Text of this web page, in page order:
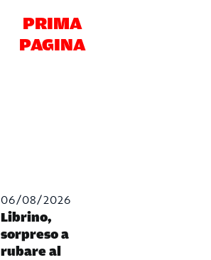
PRIMA
PAGINA
06/08/2026
Librino,
sorpreso a
rubare al